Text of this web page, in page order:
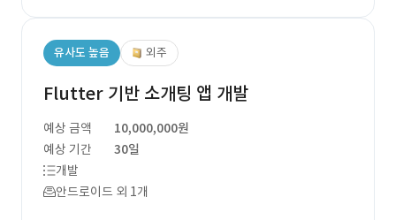
유사도 높음 외주
Flutter 기반 소개팅 앱 개발
예상 금액
10,000,000원
예상 기간
30일
개발
안드로이드 외 1개